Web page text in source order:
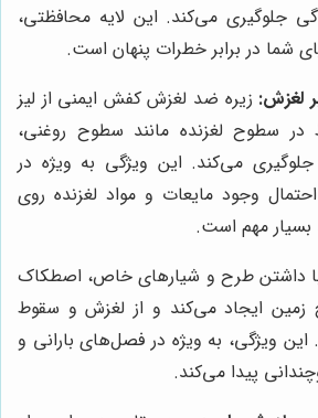
جلوگیری می‌کند. این لایه محافظتی،
شما در برابر خطرات پنهان است.
لغزش: زیره ضد لغزش کفش ایمنی از لیز
سطوح لغزنده مانند سطوح روغنی،
می‌کند. این ویژگی به ویژه در
وجود مایعات و مواد لغزنده روی
بسیار مهم است.
داشتن طرح و شیارهای خاص، اصطکاک
زمین ایجاد می‌کند و از لغزش و سقوط
ویژگی، به ویژه در فصل‌های بارانی و
پیدا می‌کند.